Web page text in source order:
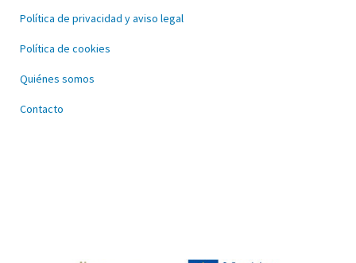
Política de privacidad y aviso legal
Política de cookies
Quiénes somos
Contacto